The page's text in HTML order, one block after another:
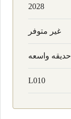
2028
غير متوفر
حديقه واسعه
L010